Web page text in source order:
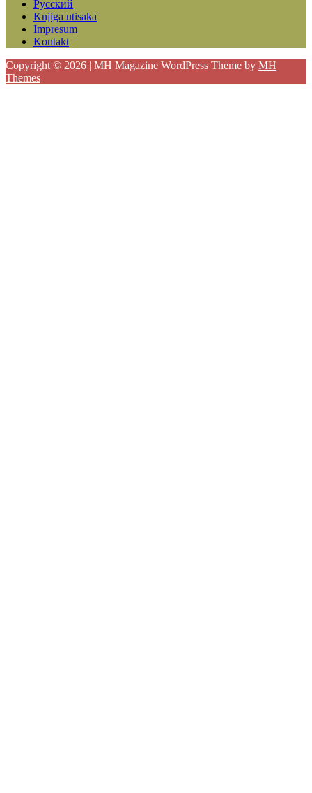
Русский
Knjiga utisaka
Impresum
Kontakt
Copyright © 2026 | MH Magazine WordPress Theme by MH
Themes